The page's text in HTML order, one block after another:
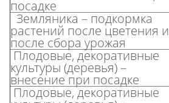
посадке
Земляника – подкормка
растений после цветения и
после сбора урожая
Плодовые, декоративные
культуры (деревья) –
внесение при посадке
Плодовые, декоративные